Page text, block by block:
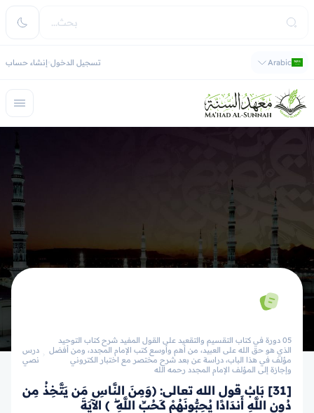
Arabic تسجيل الدخول إنشاء حساب
05 دورة في كتاب التقسيم والتقعيد على القول المفيد شرح كتاب التوحيد
الذي هو حق الله على العبيد، من أهم وأوسع كتب الإمام المجدد، ومن أفضل
مؤلف في هذا الباب، دراسة عن بعد شرح مختصر مع اختبار الكتروني
وإجازة إلى المؤلف الإمام المجدد رحمه الله
درس
نصي
[31] بَابُ قول الله تعالى: ﴿وَمِنَ النَّاسِ مَن يَتَّخِذُ مِن
دُونِ اللَّهِ أَندَادًا يُحِبُّونَهُمْ كَحُبِّ اللَّهِ ۖ ﴾ الآيَةَ